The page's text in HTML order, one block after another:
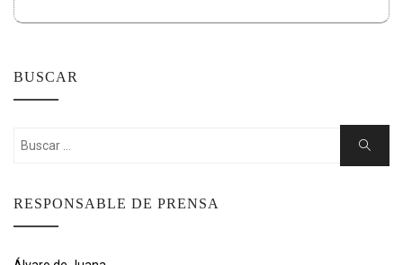
BUSCAR
Buscar:
Buscar
RESPONSABLE DE PRENSA